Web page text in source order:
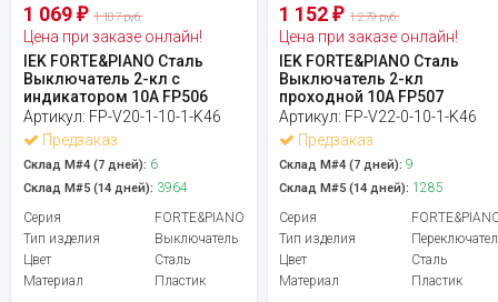
1 069 ₽ 1 187 руб.
Цена при заказе онлайн!
IEK FORTE&PIANO Сталь
Выключатель 2-кл с
индикатором 10А FP506
Артикул: FP-V20-1-10-1-K46
Предзаказ
Склад М#4 (7 дней): 6
Склад М#5 (14 дней): 3964
Серия
FORTE&PIANO
Тип изделия
Выключатель
Цвет
Сталь
Материал
Пластик
1 152₽ 1 279 руб.
Цена при заказе онлайн!
IEK FORTE&PIANO Сталь
Выключатель 2-кл
проходной 10А FP507
Артикул: FP-V22-0-10-1-K46
Предзаказ
Склад М#4 (7 дней): 9
Склад М#5 (14 дней): 1285
Серия
Тип изделия
Цвет
Сталь
Материал
Пластик